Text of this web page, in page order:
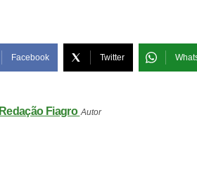
Facebook Twitter
Redação Fiagro Autor